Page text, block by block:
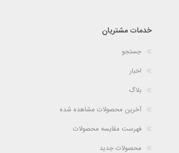
خدمات مشتریان
جستجو
اخبار
بلاگ
آخرین محصولات مشاهده شده
فهرست مقایسه محصولات
محصولات جدید